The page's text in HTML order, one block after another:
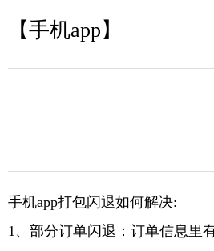
【手机app】
手机app打包闪退如何解决:
1、部分订单闪退： 订单信息里